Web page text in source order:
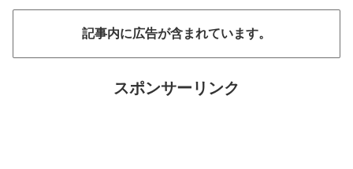
記事内に広告が含まれています。
スポンサーリンク